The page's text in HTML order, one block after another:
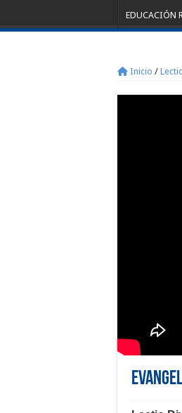
EDUCACIÓN
Inicio /